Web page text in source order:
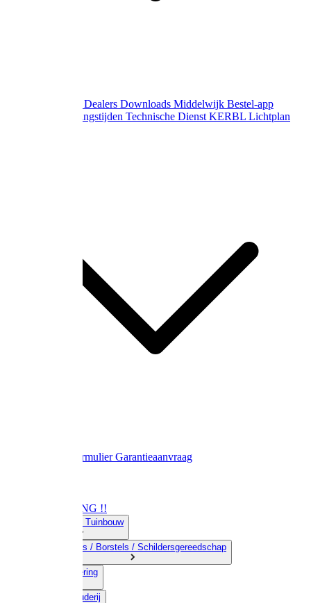
Dealers Downloads Middelwijk Bestel-app
Gewijzigde openingstijden Technische Dienst KERBL Lichtplan
RetourformulierGarantieaanvraag
OPRUIMING !!
01) Land-& Tuinbouw
02) Bezems / Borstels / Schildersgereedschap
03) Afrastering
04) Veehouderij